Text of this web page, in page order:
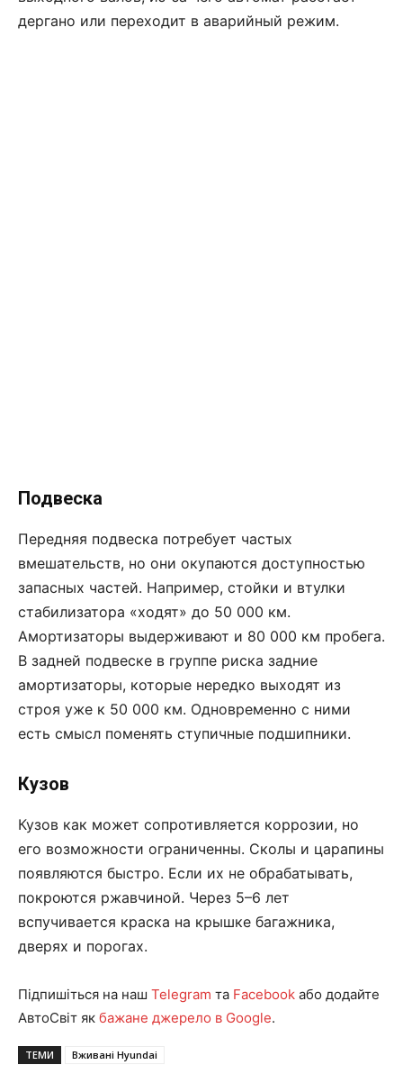
дергано или переходит в аварийный режим.
Подвеска
Передняя подвеска потребует частых
вмешательств, но они окупаются доступностью
запасных частей. Например, стойки и втулки
стабилизатора «ходят» до 50 000 км.
Амортизаторы выдерживают и 80 000 км пробега.
В задней подвеске в группе риска задние
амортизаторы, которые нередко выходят из
строя уже к 50 000 км. Одновременно с ними
есть смысл поменять ступичные подшипники.
Кузов
Кузов как может сопротивляется коррозии, но
его возможности ограниченны. Сколы и царапины
появляются быстро. Если их не обрабатывать,
покроются ржавчиной. Через 5–6 лет
вспучивается краска на крышке багажника,
дверях и порогах.
Підпишіться на наш Telegram та Facebook або додайте
АвтоСвіт як бажане джерело в Google.
ТЕМИ Вживані Hyundai